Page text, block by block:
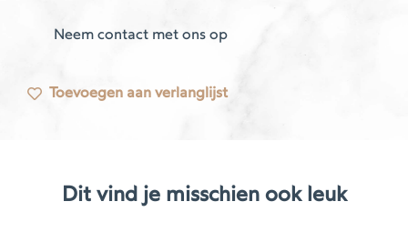
Neem contact met ons op
Toevoegen aan verlanglijst
Dit vind je misschien ook leuk